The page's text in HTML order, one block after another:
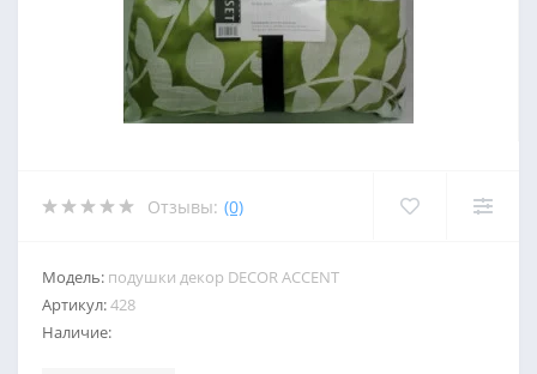
Отзывы: (0)
Модель: подушки декор DECOR ACCENT
Артикул:428
Наличие: